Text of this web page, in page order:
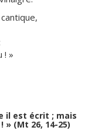
! »
il est écrit ; mais
(Mt 26, 14-25)